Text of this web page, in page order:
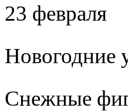
23 февраля
Новогодние
Cнежные